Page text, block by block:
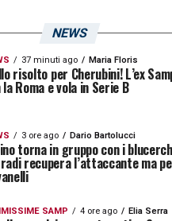
ad unacessione,
è fatto avanti già da
prelevare il
retroguardia, e la
a cedere Simic,
con un diritto di
NEWS
37 minuti ago Maria Floris
risolto per Cherubini! L’ex
la Roma e vola in Serie B
3 ore ago Dario Bartolucci
torna in gruppo con i
recupera l’attaccante ma
SAMP 4 ore ago Elia Serra